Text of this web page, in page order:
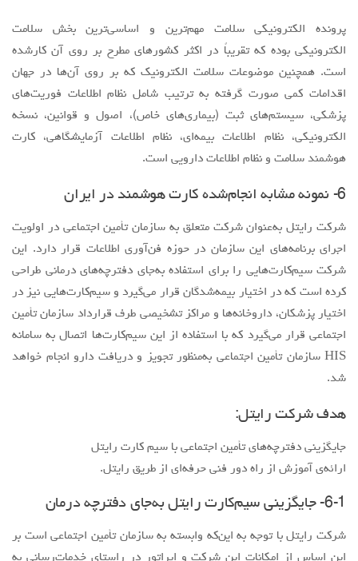
6- نمونه مشابه انجام‌شده کارت هوشمند در ایران
شرکت رایتل به‌عنوان شرکت متعلق به سازمان تأمین اجتماعی در اولویت
اجرای برنامه‌های این سازمان در حوزه فن‌آوری اطلاعات قرار دارد. این
شرکت سیم‌کارت‌هایی را برای استفاده به‌جای دفترچه‌های درمانی طراحی
کرده است که در اختیار بیمه‌شدگان قرار می‌گیرد و سیم‌کارت‌هایی نیز در
اختیار پزشکان، داروخانه‌ها و مراکز تشخیصی طرف قرارداد سازمان تأمین
HIS سازمان تأمین اجتماعی به‌منظور تجویز و دریافت دارو انجام خواهد
هدف شرکت رایتل:
جایگزینی دفترچه‌های تأمین اجتماعی با سیم کارت رایتل
ارائه‌ی آموزش از راه دور فنی حرفه‌ای از طریق رایتل.
6-1- جایگزینی سیم‌کارت رایتل به‌جای دفترچه درمان
شرکت رایتل با توجه به این‌که وابسته به سازمان تأمین اجتماعی است بر
حوزه بیمه‌شدگان تأمین اجتماعی استفاده می‌کنند. شرکت رایتل نیز با
سایر شرکت‌های تأمین اجتماعی ازجمله شرکت خدمات ماشینی برای
بسترسازی کارت هوشمند سلامت تمامی تلاش خود را انجام می‌دهد.
بر اساس برنامه‌ریزی‌های صورت گرفته سیم‌کارت‌های رایتل جایگزین
بیمه‌شدگان تسهیل می‌شود.